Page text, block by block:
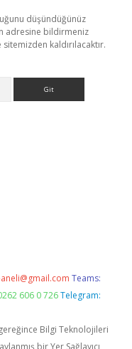
düşündüğünüz
adresine bildirmeniz
kaldırılacaktır.
Teams:
606 0 726 Telegram:
Bilgi Teknolojileri
bir Yer Sağlayıcı